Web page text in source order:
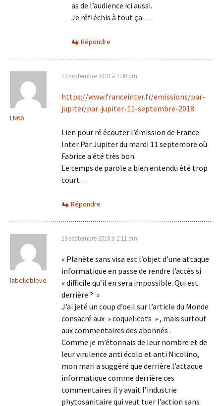
as de l’audience ici aussi.
Je réfléchis à tout ça …
Répondre
LN66
13 septembre 2018 à 1:30 pm
https://www.franceinter.fr/emissions/par-
jupiter/par-jupiter-11-septembre-2018
Lien pour ré écouter l’émission de France
Inter Par Jupiter du mardi 11 septembre où
Fabrice a été très bon.
Le temps de parole a bien entendu été trop
court…
Répondre
labellebleue
13 septembre 2018 à 2:11 pm
« Planète sans visa est l’objet d’une attaque
informatique en passe de rendre l’accès si
« difficile qu’il en sera impossible. Qui est
derrière ? »
J’ai jeté un coup d’oeil sur l’article du Monde
consacré aux » coquelicots » , mais surtout
aux commentaires des abonnés .
Comme je m’étonnais de leur nombre et de
leur virulence anti écolo et anti Nicolino,
mon mari a suggéré que derrière l’attaque
informatique comme derrière ces
commentaires il y avait l’industrie
phytosanitaire qui veut tuer l’action sans